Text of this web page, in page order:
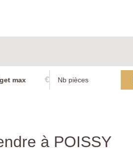
€
à POISSY